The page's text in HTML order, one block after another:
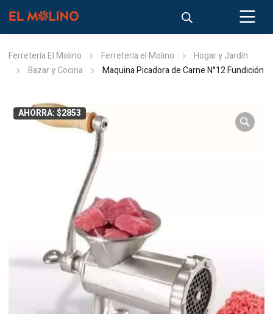
Ferretería El Molino Ferretería el Molino
Hogar y Jardín
Bazar y Cocina
Maquina Picadora de Carne N°12 Fundición
AHORRA: $2853